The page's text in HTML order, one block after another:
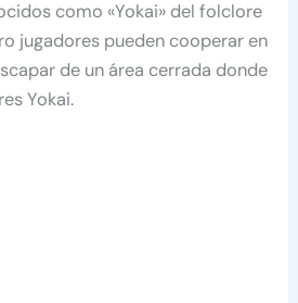
como «Yokai» del folclore
jugadores pueden cooperar en
de un área cerrada donde
Yokai.